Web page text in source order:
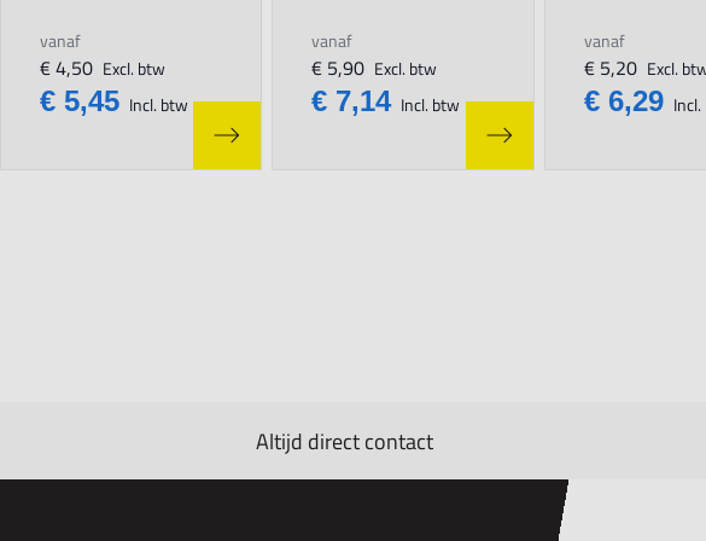
vanaf
€ 5,45 Incl. btw
€ 4,50 Excl. btw
vanaf
€ 7,14 Incl. btw
€ 5,90 Excl. btw
vanaf
€ 6,29
€ 5,20 Excl.
Altijd direct contact